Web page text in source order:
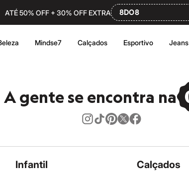
ATÉ 50% OFF + 30% OFF EXTRA 8DO8
Mindse7 Calçados Esportivo Jeans
A gente se encontra na
Infantil Calçados